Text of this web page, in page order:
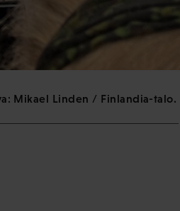
Mikael Linden / Finlandia-talo.